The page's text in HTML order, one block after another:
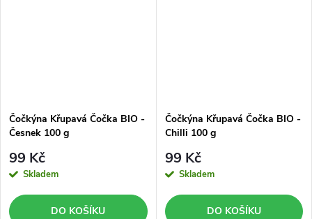
Čočkýna Křupavá Čočka BIO -
Česnek 100 g
99 Kč
Skladem
DO KOŠÍKU
Čočkýna Křupavá Čočka BIO -
Chilli 100 g
99 Kč
Skladem
DO KOŠÍKU